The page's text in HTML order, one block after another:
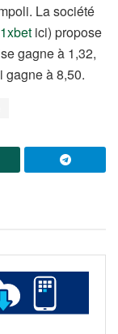
La société
ici) propose
gagne à 1,32,
gagne à 8,50.